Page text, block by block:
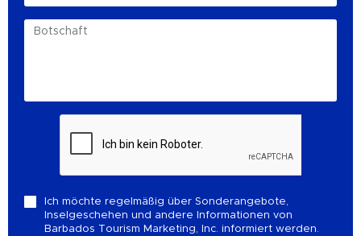
Ich möchte regelmäßig über Sonderangebote,
Inselgeschehen und andere Informationen von
Barbados Tourism Marketing, Inc. informiert werden.